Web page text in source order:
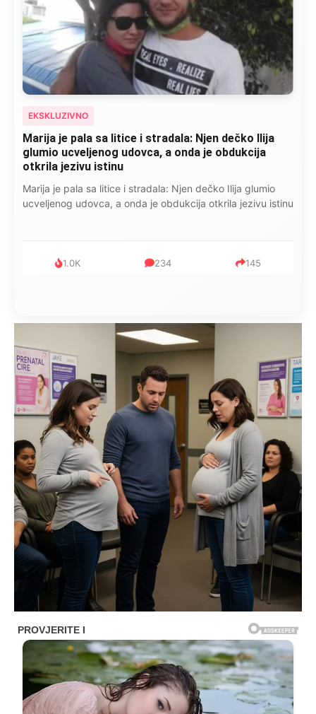
EKSKLUZIVNO
Kad se Marin suprug razbolio ona ga kupala,
pelene mu mijenjala: Jedno jutro je poslao po
čokoladu..
Kad se Marin suprug razbolio ona ga kupala, pelene mu
mijenjala: Jedno jutro je poslao po čokoladu..
999 321 234